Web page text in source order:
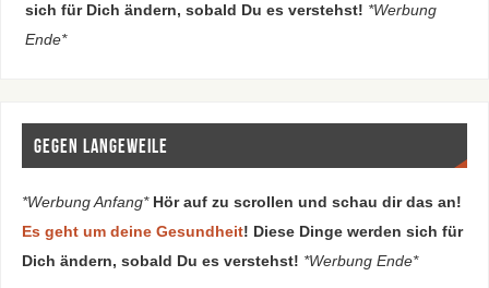
sich für Dich ändern, sobald Du es verstehst! *Werbung
Ende*
Gegen Langeweile
*Werbung Anfang* Hör auf zu scrollen und schau dir das an!
Es geht um deine Gesundheit! Diese Dinge werden sich für
Dich ändern, sobald Du es verstehst! *Werbung Ende*